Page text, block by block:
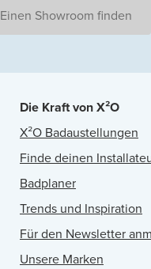
Einen Showroom finden
Die Kraft von X²O
X²O Badaustellungen
Finde deinen
Badplaner
Trends und Inspiration
Für den Newsletter
Unsere Marken